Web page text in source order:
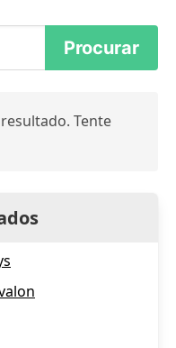
Tente